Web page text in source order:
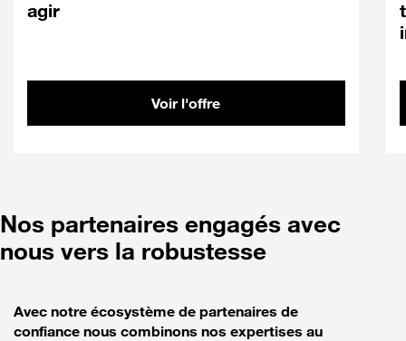
agir
Voir l'offre
Nos partenaires engagés avec
nous vers la robustesse
Avec notre écosystème de partenaires de
confiance nous combinons nos expertises au